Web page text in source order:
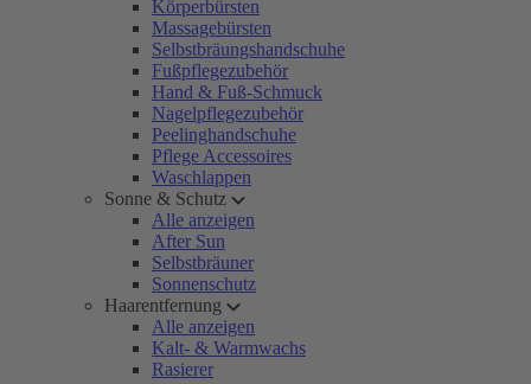
Körperbürsten
Massagebürsten
Selbstbräungshandschuhe
Fußpflegezubehör
Hand & Fuß-Schmuck
Nagelpflegezubehör
Peelinghandschuhe
Pflege Accessoires
Waschlappen
Sonne & Schutz
Alle anzeigen
After Sun
Selbstbräuner
Sonnenschutz
Haarentfernung
Alle anzeigen
Kalt- & Warmwachs
Rasierer